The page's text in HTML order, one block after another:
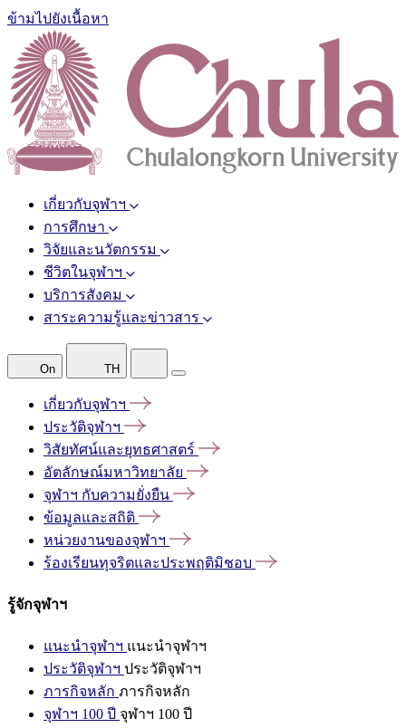
ข้ามไปยังเนื้อหา
เกี่ยวกับจุฬาฯ
การศึกษา
วิจัยและนวัตกรรม
ชีวิตในจุฬาฯ
บริการสังคม
สาระความรู้และข่าวสาร
On TH
เกี่ยวกับจุฬาฯ
ประวัติจุฬาฯ
วิสัยทัศน์และยุทธศาสตร์
อัตลักษณ์มหาวิทยาลัย
จุฬาฯ กับความยั่งยืน
ข้อมูลและสถิติ
หน่วยงานของจุฬาฯ
ร้องเรียนทุจริตและประพฤติมิชอบ
รู้จักจุฬาฯ
แนะนำจุฬาฯ แนะนำจุฬาฯ
ประวัติจุฬาฯ ประวัติจุฬาฯ
ภารกิจหลัก ภารกิจหลัก
จุฬาฯ 100 ปี จุฬาฯ 100 ปี